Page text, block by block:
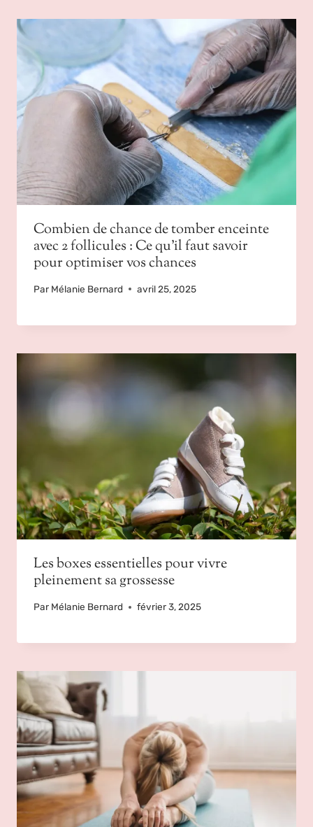
Combien de chance de tomber enceinte
avec 2 follicules : Ce qu’il faut savoir
pour optimiser vos chances
Par Mélanie Bernard avril 25, 2025
Les boxes essentielles pour vivre
pleinement sa grossesse
Par Mélanie Bernard février 3, 2025